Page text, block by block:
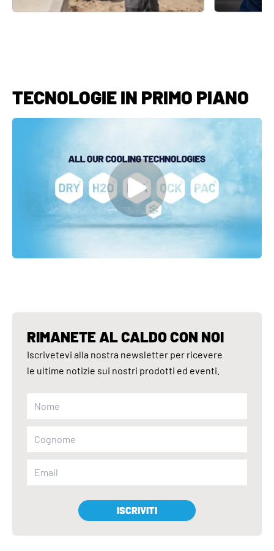
TECNOLOGIE IN PRIMO PIANO
RIMANETE AL CALDO CON NOI
Iscrivetevi alla nostra newsletter per ricevere
le ultime notizie sui nostri prodotti ed eventi.
ISCRIVITI